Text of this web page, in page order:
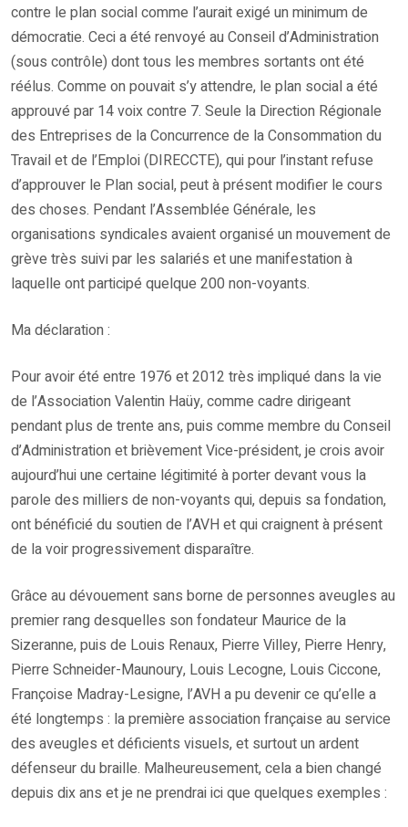
contre le plan social comme l’aurait exigé un minimum de
démocratie. Ceci a été renvoyé au Conseil d’Administration
(sous contrôle) dont tous les membres sortants ont été
réélus. Comme on pouvait s’y attendre, le plan social a été
approuvé par 14 voix contre 7. Seule la Direction Régionale
des Entreprises de la Concurrence de la Consommation du
Travail et de l’Emploi (DIRECCTE), qui pour l’instant refuse
d’approuver le Plan social, peut à présent modifier le cours
des choses. Pendant l’Assemblée Générale, les
organisations syndicales avaient organisé un mouvement de
grève très suivi par les salariés et une manifestation à
laquelle ont participé quelque 200 non-voyants.
Ma déclaration :
Pour avoir été entre 1976 et 2012 très impliqué dans la vie
de l’Association Valentin Haüy, comme cadre dirigeant
pendant plus de trente ans, puis comme membre du Conseil
d’Administration et brièvement Vice-président, je crois avoir
aujourd’hui une certaine légitimité à porter devant vous la
parole des milliers de non-voyants qui, depuis sa fondation,
ont bénéficié du soutien de l’AVH et qui craignent à présent
de la voir progressivement disparaître.
Grâce au dévouement sans borne de personnes aveugles au
premier rang desquelles son fondateur Maurice de la
Sizeranne, puis de Louis Renaux, Pierre Villey, Pierre Henry,
Pierre Schneider-Maunoury, Louis Lecogne, Louis Ciccone,
Françoise Madray-Lesigne, l’AVH a pu devenir ce qu’elle a
été longtemps : la première association française au service
des aveugles et déficients visuels, et surtout un ardent
défenseur du braille. Malheureusement, cela a bien changé
depuis dix ans et je ne prendrai ici que quelques exemples :